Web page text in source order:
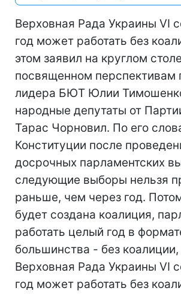
Верховная Рада Украины VI
год может работать без
этом заявил на круглом
посвященном перспективам
лидера БЮТ Юлии
народные депутаты от
Тарас Чорновил. По его
Конституции после
досрочных парламентских
следующие выборы нельзя
раньше, чем через год.
будет создана коалиция,
работать целый год в
большинства - без
Верховная Рада Украины VI
год может работать без